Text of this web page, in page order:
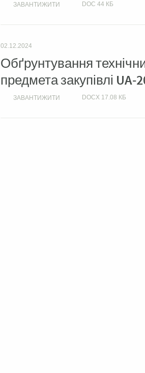
ЗАВАНТИЖИТИ DOC 44 КБ
02.12.2024
Обґрунтування
предмета закупівлі UA-
ЗАВАНТИЖИТИ DOCX 17.08 КБ